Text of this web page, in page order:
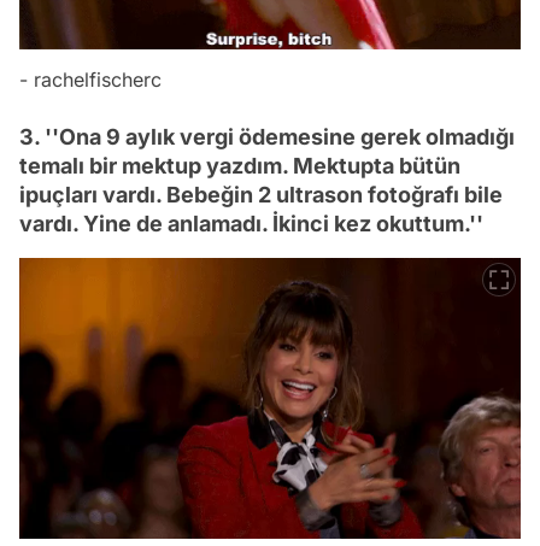
- rachelfischerc
3. ''Ona 9 aylık vergi ödemesine gerek olmadığı
temalı bir mektup yazdım. Mektupta bütün
ipuçları vardı. Bebeğin 2 ultrason fotoğrafı bile
vardı. Yine de anlamadı. İkinci kez okuttum.''